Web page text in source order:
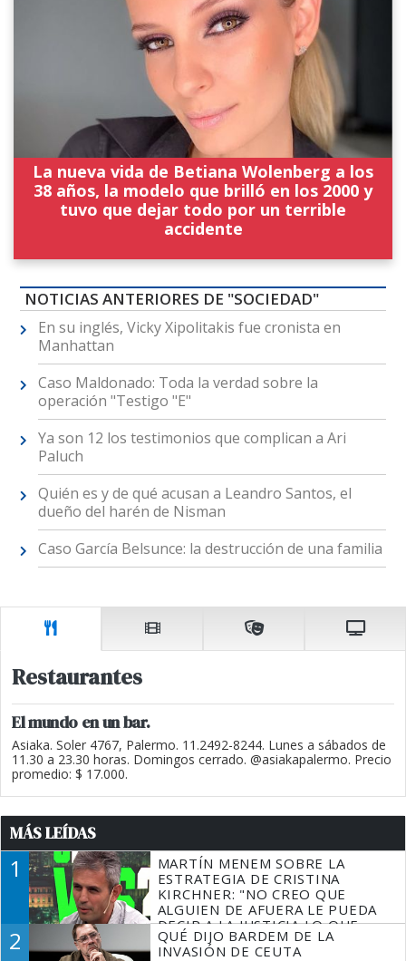
La nueva vida de Betiana Wolenberg a los
38 años, la modelo que brilló en los 2000 y
tuvo que dejar todo por un terrible
accidente
NOTICIAS ANTERIORES DE "SOCIEDAD"
En su inglés, Vicky Xipolitakis fue cronista en
Manhattan
Caso Maldonado: Toda la verdad sobre la
operación "Testigo "E"
Ya son 12 los testimonios que complican a Ari
Paluch
Quién es y de qué acusan a Leandro Santos, el
dueño del harén de Nisman
Caso García Belsunce: la destrucción de una familia
Restaurantes
El mundo en un bar.
Asiaka. Soler 4767, Palermo. 11.2492-8244. Lunes a sábados de
11.30 a 23.30 horas. Domingos cerrado. @asiakapalermo. Precio
promedio: $ 17.000.
MÁS LEÍDAS
1
MARTÍN MENEM SOBRE LA
ESTRATEGIA DE CRISTINA
KIRCHNER: "NO CREO QUE
ALGUIEN DE AFUERA LE PUEDA
DECIR A LA JUSTICIA LO QUE
TIENE QUE HACER"
2
QUÉ DIJO BARDEM DE LA
INVASIÓN DE CEUTA